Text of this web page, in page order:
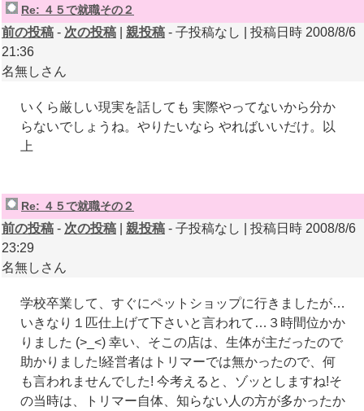
Re: ４５で就職その２
前の投稿 - 次の投稿 親投稿 - 子投稿なし | 投稿日時 2008/8/6
21:36
名無しさん
いくら厳しい現実を話しても 実際やってないから分か
らないでしょうね。やりたいなら やればいいだけ。以
上
Re: ４５で就職その２
前の投稿 - 次の投稿 親投稿 - 子投稿なし | 投稿日時 2008/8/6
23:29
名無しさん
学校卒業して、すぐにペットショップに行きましたが…
いきなり１匹仕上げて下さいと言われて…３時間位かか
りました (>_<) 幸い、そこの店は、生体が主だったので
助かりました!経営者はトリマーでは無かったので、何
も言われませんでした! 今考えると、ゾッとしますね!そ
の当時は、トリマー自体、知らない人の方が多かったか